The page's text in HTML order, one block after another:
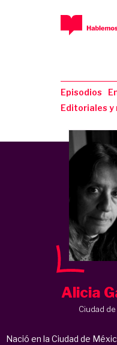
Episodios
Editoriales y
Alicia
Ciudad
Nació en la Ciudad de